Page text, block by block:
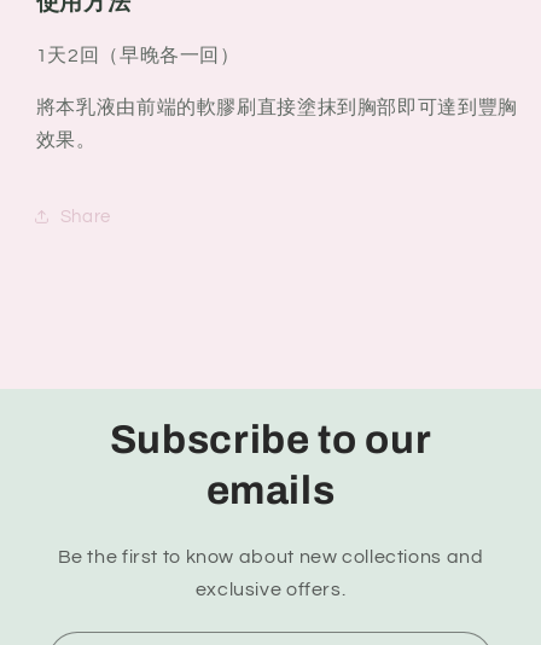
1天2回（早晚各一回）
將本乳液由前端的軟膠刷直接塗抹到胸部即可達到豐胸
效果。
Share
Subscribe to our
emails
Be the first to know about new collections and
exclusive offers.